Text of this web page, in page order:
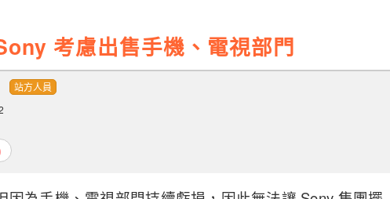
考慮出售手機、電視部門
站方人員